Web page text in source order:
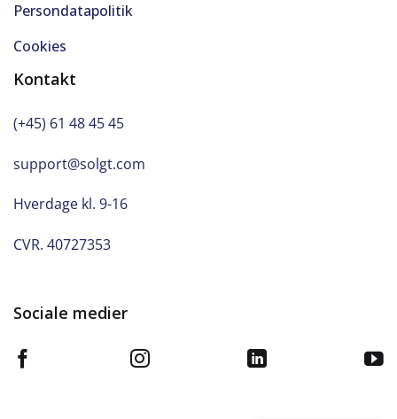
Persondatapolitik
Cookies
Kontakt
(+45) 61 48 45 45
support@solgt.com
Hverdage kl. 9-16
CVR. 40727353
Sociale medier